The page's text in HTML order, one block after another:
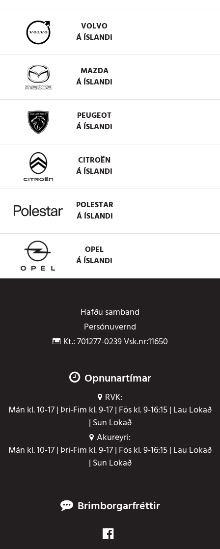
VOLVO
Á ÍSLANDI
MAZDA
Á ÍSLANDI
PEUGEOT
Á ÍSLANDI
CITROËN
Á ÍSLANDI
POLESTAR
Á ÍSLANDI
OPEL
Á ÍSLANDI
Hafðu samband
Persónuvernd
Kt.: 701277-0239 Vsk.nr:11650
Opnunartímar
RVK:
Mán kl. 10-17 | Þri-Fim kl. 9-17 | Fös kl. 9-16:15 | Lau Lokað
| Sun Lokað
Akureyri:
Mán kl. 10-17 | Þri-Fim kl. 9-17 | Fös kl. 9-16:15 | Lau Lokað
| Sun Lokað
Brimborgarfréttir